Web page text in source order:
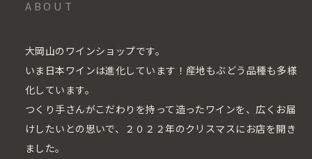
ABOUT
大岡山のワインショップです。
いま日本ワインは進化しています！産地もぶどう品種も多様
化しています。
つくり手さんがこだわりを持って造ったワインを、広くお届
けしたいとの思いで、２０２２年のクリスマスにお店を開き
ました。